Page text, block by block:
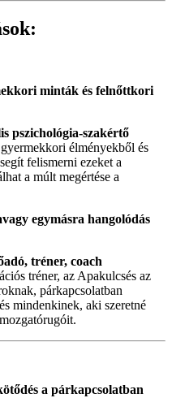
minták és felnőttkori
pszichológia-szakértő
élményekből és
felismerni ezeket a
a múlt megértése a
egymásra hangolódás
tréner, coach
tréner, az Apakulcsés az
párkapcsolatban
mindenkinek, aki szeretné
a párkapcsolatban